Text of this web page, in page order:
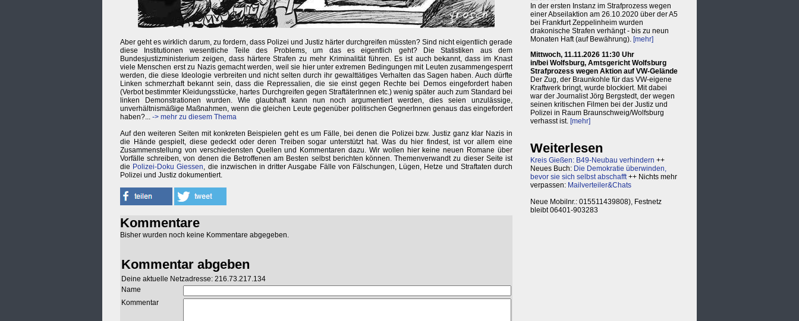
Aber geht es wirklich darum, zu fordern, dass Polizei und Justiz härter durchgreifen müssten? Sind nicht eigentlich gerade
diese Institutionen wesentliche Teile des Problems, um das es eigentlich geht? Die Statistiken aus dem
Bundesjustizministerium zeigen, dass härtere Strafen zu mehr Kriminalität führen. Es ist auch bekannt, dass im Knast
viele Menschen erst zu Nazis gemacht werden, weil sie hier unter extremen Bedingungen mit Leuten zusammengesperrt
werden, die diese Ideologie verbreiten und nicht selten durch ihr gewalttätiges Verhalten das Sagen haben. Auch dürfte
Linken schmerzhaft bekannt sein, dass die Repressalien, die sie einst gegen Rechte bei Demos eingefordert haben
(Verbot bestimmter Kleidungsstücke, hartes Durchgreifen gegen StraftäterInnen etc.) wenig später auch zum Standard bei
linken Demonstrationen wurden. Wie glaubhaft kann nun noch argumentiert werden, dies seien unzulässige,
unverhältnismäßige Maßnahmen, wenn die gleichen Leute gegenüber politischen GegnerInnen genaus das eingefordert
haben?... -> mehr zu diesem Thema
Auf den weiteren Seiten mit konkreten Beispielen geht es um Fälle, bei denen die Polizei bzw. Justiz ganz klar Nazis in
die Hände gespielt, diese gedeckt oder deren Treiben sogar unterstützt hat. Was du hier findest, ist vor allem eine
Zusammenstellung von verschiedensten Quellen und Kommentaren dazu. Wir wollen hier keine neuen Romane über
Vorfälle schreiben, von denen die Betroffenen am Besten selbst berichten können. Themenverwandt zu dieser Seite ist
die Polizei-Doku Giessen, die inzwischen in dritter Ausgabe Fälle von Fälschungen, Lügen, Hetze und Straftaten durch
Polizei und Justiz dokumentiert.
Kommentare
Bisher wurden noch keine Kommentare abgegeben.
Kommentar abgeben
Deine aktuelle Netzadresse: 216.73.217.134
Name
Kommentar
In der ersten Instanz im Strafprozess wegen
einer Abseilaktion am 26.10.2020 über der A5
bei Frankfurt Zeppelinheim wurden
drakonische Strafen verhängt - bis zu neun
Monaten Haft (auf Bewährung). [mehr]
Mittwoch, 11.11.2026 11:30 Uhr
in/bei Wolfsburg, Amtsgericht Wolfsburg
Strafprozess wegen Aktion auf VW-Gelände
Der Zug, der Braunkohle für das VW-eigene
Kraftwerk bringt, wurde blockiert. Mit dabei
war der Journalist Jörg Bergstedt, der wegen
seinen kritischen Filmen bei der Justiz und
Polizei in Raum Braunschweig/Wolfsburg
verhasst ist. [mehr]
Weiterlesen
Kreis Gießen: B49-Neubau verhindern ++
Neues Buch: Die Demokratie überwinden,
bevor sie sich selbst abschafft++ Nichts mehr
verpassen: Mailverteiler&Chats
Neue Mobilnr.: 015511439808), Festnetz
bleibt 06401-903283